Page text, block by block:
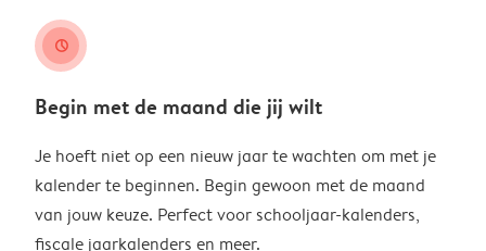
clock
Begin met de maand die jij wilt
Je hoeft niet op een nieuw jaar te wachten om met je
kalender te beginnen. Begin gewoon met de maand
van jouw keuze. Perfect voor schooljaar-kalenders,
fiscale jaarkalenders en meer.